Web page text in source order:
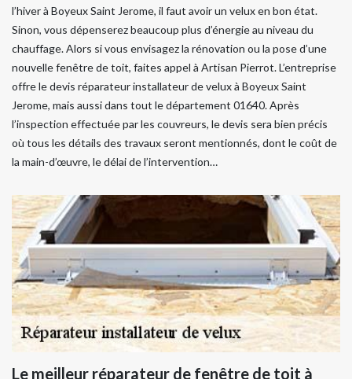
l’hiver à Boyeux Saint Jerome, il faut avoir un velux en bon état.
Sinon, vous dépenserez beaucoup plus d’énergie au niveau du
chauffage. Alors si vous envisagez la rénovation ou la pose d’une
nouvelle fenêtre de toit, faites appel à Artisan Pierrot. L’entreprise
offre le devis réparateur installateur de velux à Boyeux Saint
Jerome, mais aussi dans tout le département 01640. Après
l’inspection effectuée par les couvreurs, le devis sera bien précis
où tous les détails des travaux seront mentionnés, dont le coût de
la main-d’œuvre, le délai de l’intervention…
Le meilleur réparateur de fenêtre de toit à